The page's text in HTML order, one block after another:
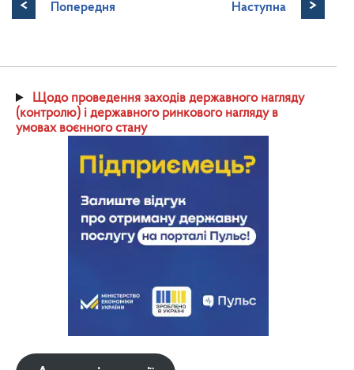
< Попередня Наступна >
Щодо проведення заходів державного нагляду
(контролю) і державного ринкового нагляду в
умовах воєнного стану